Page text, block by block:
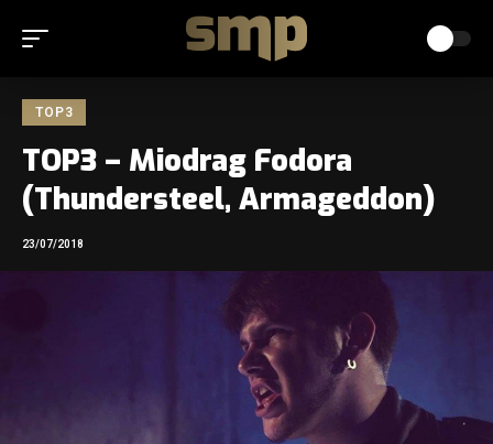
TOP3
TOP3 – Miodrag Fodora
(Thundersteel, Armageddon)
23/07/2018